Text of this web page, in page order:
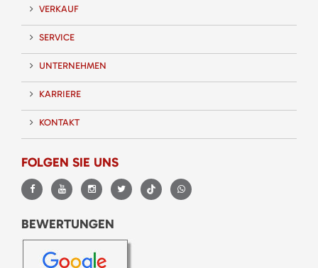
VERKAUF
SERVICE
UNTERNEHMEN
KARRIERE
KONTAKT
FOLGEN SIE UNS
BEWERTUNGEN